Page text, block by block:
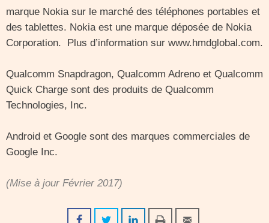
marque Nokia sur le marché des téléphones portables et
des tablettes. Nokia est une marque déposée de Nokia
Corporation. Plus d’information sur www.hmdglobal.com.
Qualcomm Snapdragon, Qualcomm Adreno et Qualcomm
Quick Charge sont des produits de Qualcomm
Technologies, Inc.
Android et Google sont des marques commerciales de
Google Inc.
(Mise à jour Février 2017)